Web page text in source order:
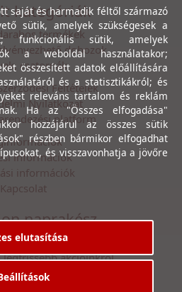
kategóriák
termékek
dobozok
csatornák
Feltételek
Nyilatkozat
platform
információk
információk
Kapcsolat
naprakész
hogy első kézből
legfrissebb akcióinkról
saját és harmadik féltől származó
sütik, amelyek szükségesek a
funkcionális sütik, amelyek
a weboldal használatakor;
összesített adatok előállítására
és a statisztikákról; és
releváns tartalom és reklám
Ha az "Összes elfogadása"
hozzájárul az összes sütik
részben bármikor elfogadhat
és visszavonhatja a jövőre
elutasítása